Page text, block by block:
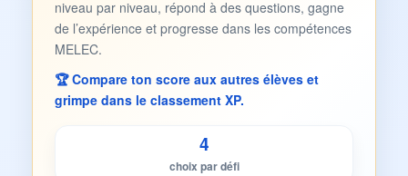
niveau par niveau, répond à des questions, gagne
de l’expérience et progresse dans les compétences
MELEC.
🏆 Compare ton score aux autres élèves et
grimpe dans le classement XP.
4
choix par défi